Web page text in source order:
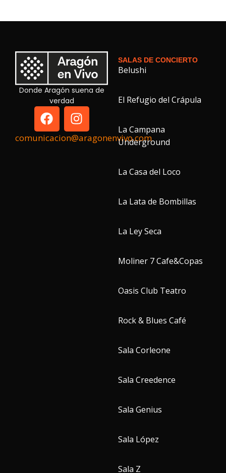
Donde Aragón suena de
verdad
comunicacion@aragonenvivo.com
SALAS DE CONCIERTO
Belushi
El Refugio del Crápula
La Campana
Underground
La Casa del Loco
La Lata de Bombillas
La Ley Seca
Moliner 7 Cafe&Copas
Oasis Club Teatro
Rock & Blues Café
Sala Corleone
Sala Creedence
Sala Genius
Sala López
Sala Z